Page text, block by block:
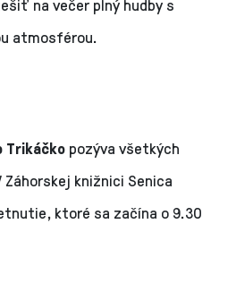
na večer plný hudby s
atmosférou.
Trikáčko pozýva všetkých
knižnici Senica
ktoré sa začína o 9.30